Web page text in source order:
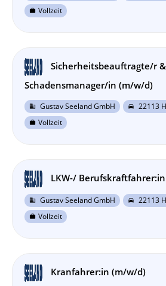
work Vollzeit
Sicherheitsbeauftragte/r &
Schadensmanager/in (m/w/d)
business Gustav Seeland GmbH directions_car 22113
work Vollzeit
LKW-/
business Gustav Seeland GmbH directions_car 22113
work Vollzeit
Kranfahrer:in (m/w/d)